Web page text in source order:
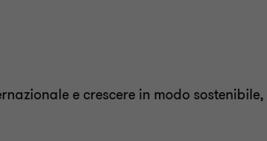
e crescere in modo